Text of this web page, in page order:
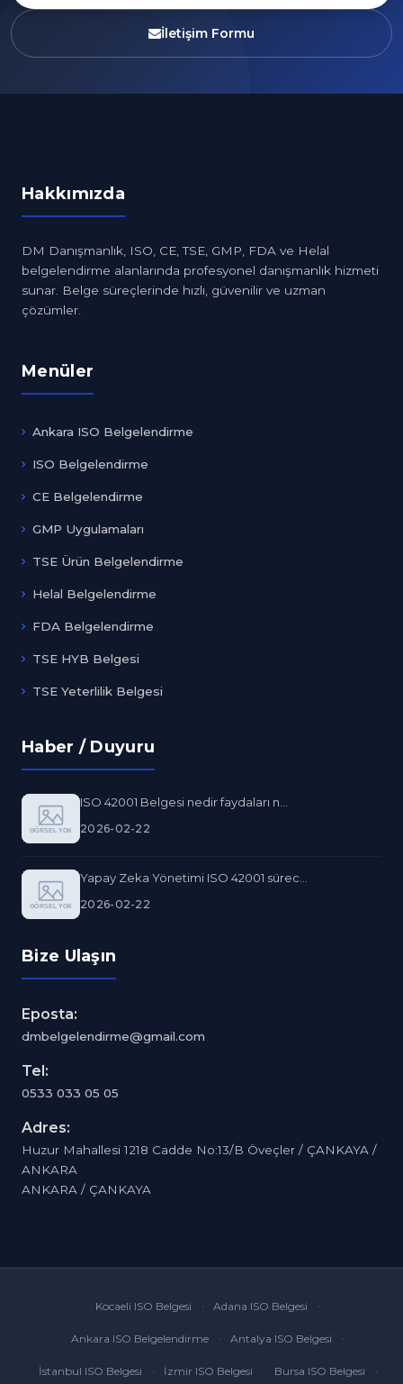
İletişim Formu
Hakkımızda
DM Danışmanlık, ISO, CE, TSE, GMP, FDA ve Helal
belgelendirme alanlarında profesyonel danışmanlık hizmeti
sunar. Belge süreçlerinde hızlı, güvenilir ve uzman
çözümler.
Menüler
Ankara ISO Belgelendirme
ISO Belgelendirme
CE Belgelendirme
GMP Uygulamaları
TSE Ürün Belgelendirme
Helal Belgelendirme
FDA Belgelendirme
TSE HYB Belgesi
TSE Yeterlilik Belgesi
Haber / Duyuru
ISO 42001 Belgesi nedir faydaları n...
2026-02-22
Yapay Zeka Yönetimi ISO 42001 sürec...
2026-02-22
Bize Ulaşın
Eposta:
dmbelgelendirme@gmail.com
Tel:
0533 033 05 05
Adres:
Huzur Mahallesi 1218 Cadde No:13/B Öveçler / ÇANKAYA /
ANKARA
ANKARA / ÇANKAYA
Kocaeli ISO Belgesi Adana ISO Belgesi
Ankara ISO Belgelendirme Antalya ISO Belgesi
İstanbul ISO Belgesi İzmir ISO Belgesi Bursa ISO Belgesi